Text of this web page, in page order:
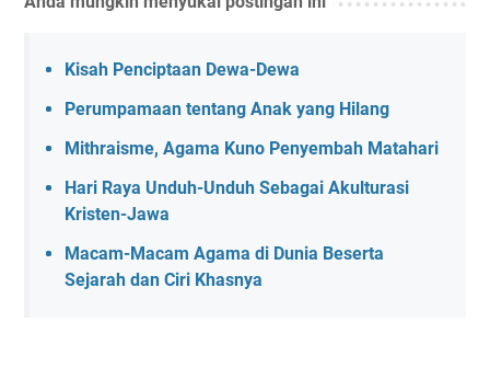
Kisah Penciptaan Dewa-Dewa
Perumpamaan tentang Anak yang Hilang
Mithraisme, Agama Kuno Penyembah Matahari
Hari Raya Unduh-Unduh Sebagai Akulturasi
Kristen-Jawa
Macam-Macam Agama di Dunia Beserta
Sejarah dan Ciri Khasnya